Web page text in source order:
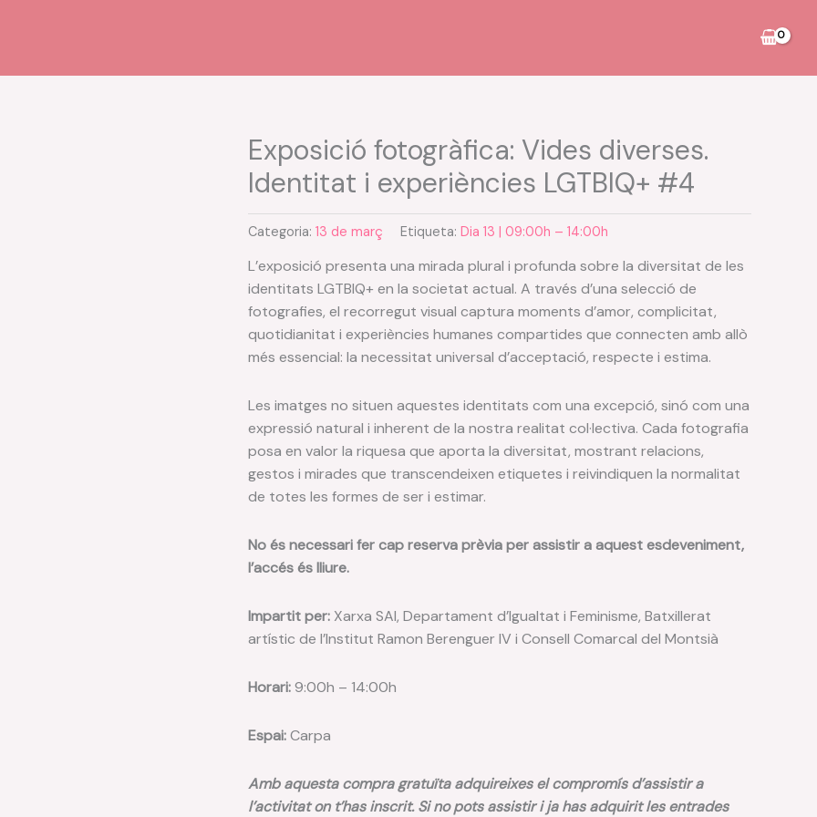
Exposició fotogràfica: Vides diverses.
Identitat i experiències LGTBIQ+ #4
Categoria: 13 de març Etiqueta: Dia 13 | 09:00h – 14:00h
L’exposició presenta una mirada plural i profunda sobre la diversitat de les
identitats LGTBIQ+ en la societat actual. A través d’una selecció de
fotografies, el recorregut visual captura moments d’amor, complicitat,
quotidianitat i experiències humanes compartides que connecten amb allò
més essencial: la necessitat universal d’acceptació, respecte i estima.
Les imatges no situen aquestes identitats com una excepció, sinó com una
expressió natural i inherent de la nostra realitat col·lectiva. Cada fotografia
posa en valor la riquesa que aporta la diversitat, mostrant relacions,
gestos i mirades que transcendeixen etiquetes i reivindiquen la normalitat
de totes les formes de ser i estimar.
No és necessari fer cap reserva prèvia per assistir a aquest esdeveniment,
l’accés és lliure.
Impartit per: Xarxa SAI, Departament d’Igualtat i Feminisme, Batxillerat
artístic de l’Institut Ramon Berenguer IV i Consell Comarcal del Montsià
Horari:9:00h – 14:00h
Espai:Carpa
Amb aquesta compra gratuïta adquireixes el compromís d’assistir a
l’activitat on t’has inscrit. Si no pots assistir i ja has adquirit les entrades